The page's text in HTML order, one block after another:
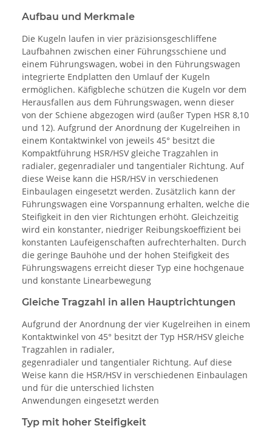
Aufbau und Merkmale
Die Kugeln laufen in vier präzisionsgeschliffene
Laufbahnen zwischen einer Führungsschiene und
einem Führungswagen, wobei in den Führungswagen
integrierte Endplatten den Umlauf der Kugeln
ermöglichen. Käfigbleche schützen die Kugeln vor dem
Herausfallen aus dem Führungswagen, wenn dieser
von der Schiene abgezogen wird (außer Typen HSR 8,10
und 12). Aufgrund der Anordnung der Kugelreihen in
einem Kontaktwinkel von jeweils 45° besitzt die
Kompaktführung HSR/HSV gleiche Tragzahlen in
radialer, gegenradialer und tangentialer Richtung. Auf
diese Weise kann die HSR/HSV in verschiedenen
Einbaulagen eingesetzt werden. Zusätzlich kann der
Führungswagen eine Vorspannung erhalten, welche die
Steifigkeit in den vier Richtungen erhöht. Gleichzeitig
wird ein konstanter, niedriger Reibungskoeffizient bei
konstanten Laufeigenschaften aufrechterhalten. Durch
die geringe Bauhöhe und der hohen Steifigkeit des
Führungswagens erreicht dieser Typ eine hochgenaue
und konstante Linearbewegung
Gleiche Tragzahl in allen Hauptrichtungen
Aufgrund der Anordnung der vier Kugelreihen in einem
Kontaktwinkel von 45° besitzt der Typ HSR/HSV gleiche
Tragzahlen in radialer,
gegenradialer und tangentialer Richtung. Auf diese
Weise kann die HSR/HSV in verschiedenen Einbaulagen
und für die unterschied lichsten
Anwendungen eingesetzt werden
Typ mit hoher Steifigkeit